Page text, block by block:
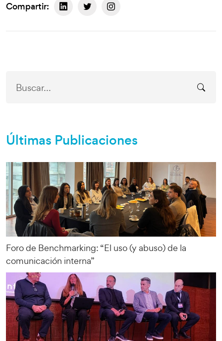
Compartir:
Últimas Publicaciones
Foro de Benchmarking: “El uso (y abuso) de la
comunicación interna”